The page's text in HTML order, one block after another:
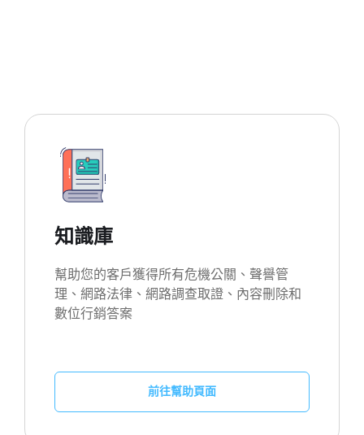
知識庫
幫助您的客戶獲得所有危機公關、聲譽管
理、網路法律、網路調查取證、內容刪除和
數位行銷答案
前往幫助頁面